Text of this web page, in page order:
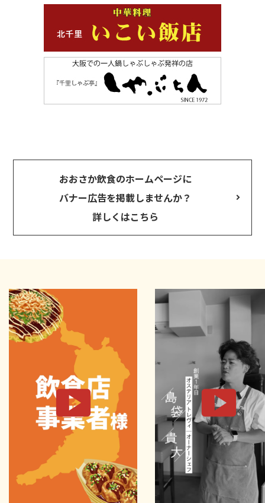
おおさか飲食のホームページに
バナー広告を掲載しませんか？
詳しくはこちら